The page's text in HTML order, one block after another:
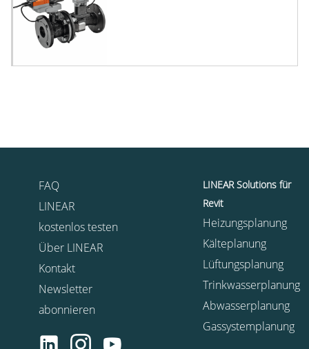
FAQ
LINEAR
kostenlos testen
Über LINEAR
Kontakt
Newsletter
abonnieren
LINEAR Solutions für
Revit
Heizungsplanung
Kälteplanung
Lüftungsplanung
Trinkwasserplanung
Abwasserplanung
Gassystemplanung